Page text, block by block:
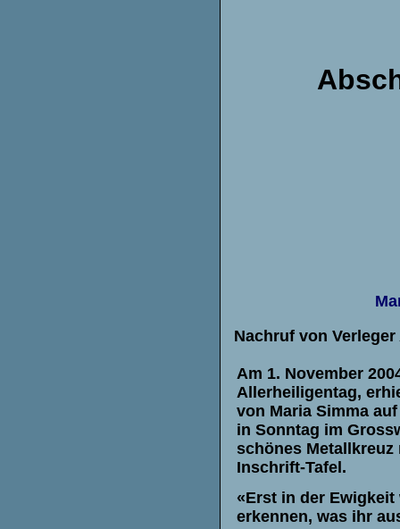
Nachruf von
Am 1. November
Allerheiligentag,
von Maria Simma
in Sonntag im
schönes Metallkreuz
Inschrift-Tafel.
«Erst in der Ewigkeit
erkennen, was ihr